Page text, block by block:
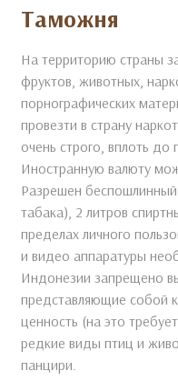
Таможня
На территорию страны
фруктов, животных,
порнографических
провезти в страну
очень строго, вплоть до
Иностранную валюту
Разрешен беспошлинный
табака), 2 литров
пределах личного
и видео аппаратуры
Индонезии запрещено
представляющие собой
ценность (на это
редкие виды птиц и
панцири.